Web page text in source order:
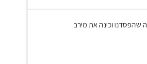
שהפסדנו וכינה את מירב